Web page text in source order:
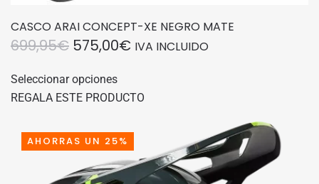
CASCO ARAI CONCEPT-XE NEGRO MATE
699,95€ EL
ORIGINAL
699,95€.
575,00€EL
575,00€.
IVA INCLUIDO
Seleccionar opcionesproducto
tiene
variantes.
Las
opciones
REGALA ESTE PRODUCTO
AHORRAS UN 25%